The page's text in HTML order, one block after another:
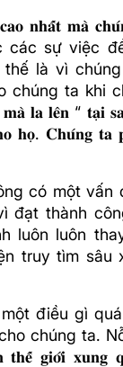
𝐧𝐡𝐚̂́𝐭 𝐦𝐚̀
các sự việc
là vì
ta khi
𝐥𝐚 𝐥𝐞̂𝐧 “ 𝐭𝐚̣𝐢
𝐡𝐨̣. 𝐂𝐡𝐮́𝐧𝐠
có một vấn
đạt thành
luôn luôn
truy tìm sâu
điều gì
chúng ta. Nỗi
𝐭𝐡𝐞̂́ 𝐠𝐢𝐨̛́𝐢